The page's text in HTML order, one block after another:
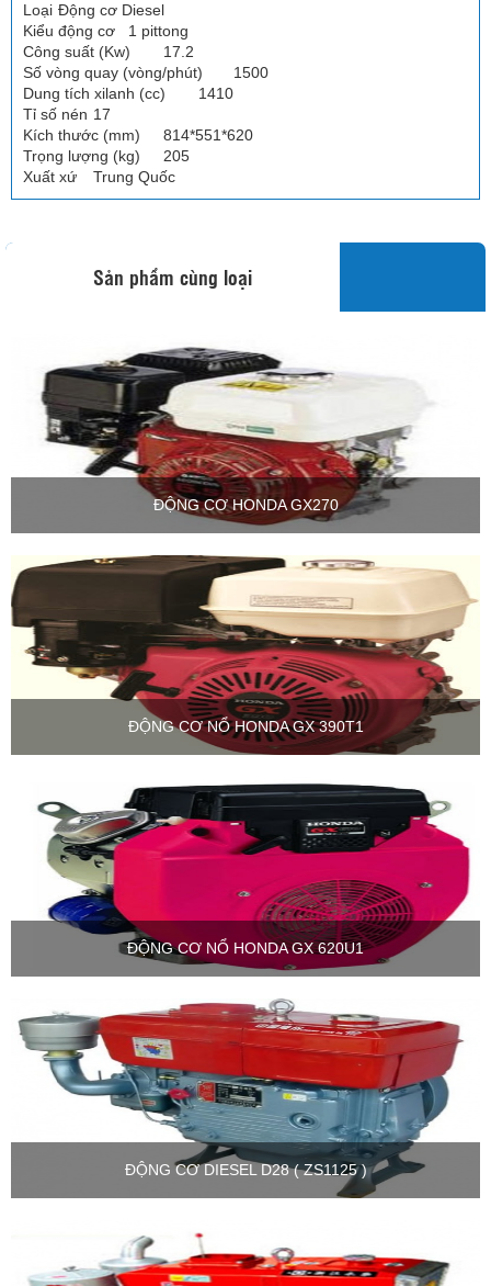
Loại Động cơ Diesel
Kiểu động cơ
1 pittong
Công suất (Kw)
17.2
Số vòng quay (vòng/phút)
1500
Dung tích xilanh (cc)
1410
Tỉ số nén 17
Kích thước (mm)
814*551*620
Trọng lượng (kg)
205
Xuất xứ
Trung Quốc
Sản phẩm cùng loại
ĐỘNG CƠ HONDA GX270
ĐỘNG CƠ NỔ HONDA GX 390T1
ĐỘNG CƠ NỔ HONDA GX 620U1
ĐỘNG CƠ DIESEL D28 ( ZS1125 )